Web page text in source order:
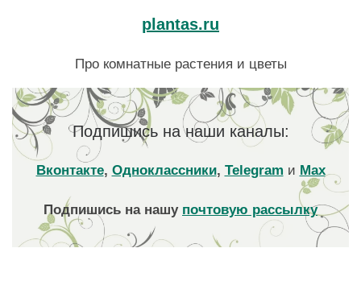
plantas.ru
Про комнатные растения и цветы
Подпишись на наши каналы:
Вконтакте, Одноклассники, Telegram и Max
Подпишись на нашу почтовую рассылку